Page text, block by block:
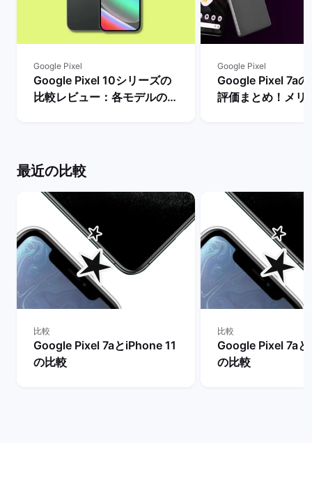
Google Pixel
Google Pixel 10シリーズの
比較レビュー：各モデルの特
Google Pixel
Google Pixel 7aの
評価まとめ！メリ
最近の比較
比較
Google Pixel 7aとiPhone 11
の比較
比較
Google Pixel 7a
の比較